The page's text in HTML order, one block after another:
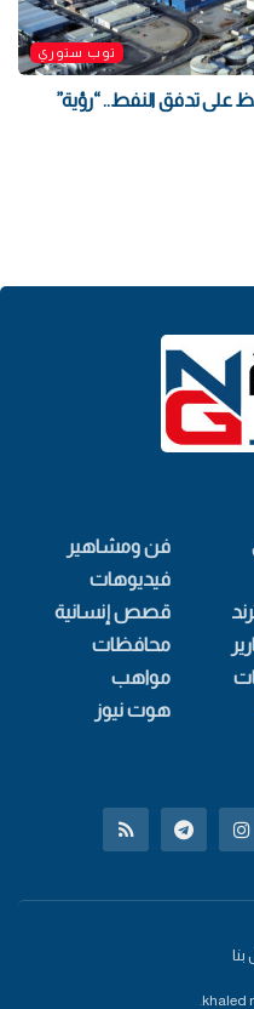
توب ستوري
على تدفق النفط.. “رؤية”
فن ومشاهير
فيديوهات
قصص إنسانية
محافظات
مواهب
هوت نيوز
khaled
.